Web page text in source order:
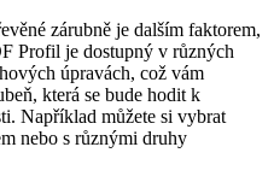
zárubně je dalším faktorem,
Profil je dostupný v různých
úpravách, což vám
která se bude hodit k
Například můžete si vybrat
nebo s různými druhy